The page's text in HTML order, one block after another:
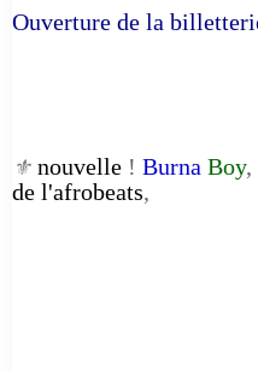
Ouverture de la
⚜️ nouvelle ! Burna Boy,
de l'afrobeats,